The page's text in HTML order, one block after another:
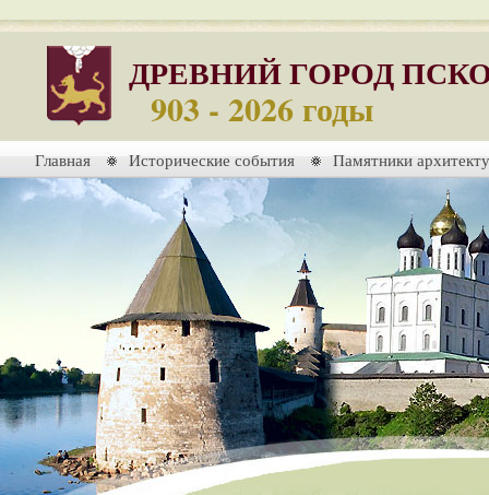
ДРЕВНИЙ ГОРОД
903 - 2026 годы
Главная Исторические события Памятники